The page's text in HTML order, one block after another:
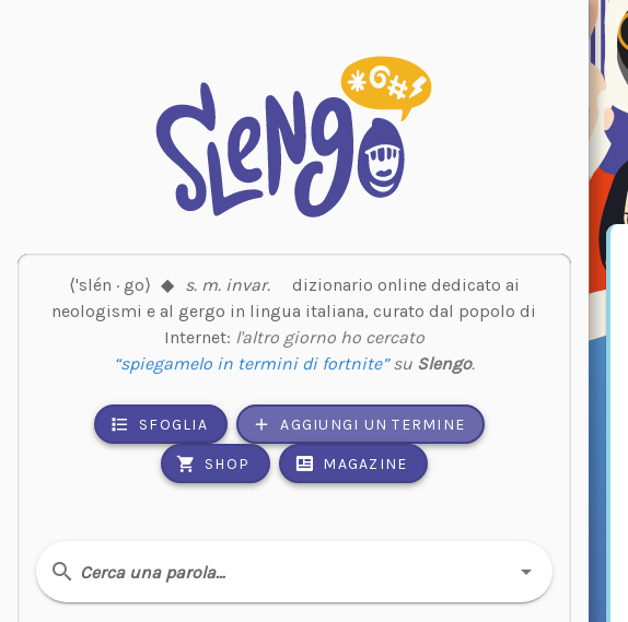
⟨'slén · go⟩ ◆ s. m. invar.
dizionario online dedicato ai
neologismi e al gergo in lingua italiana, curato dal popolo di
Internet: l'altro giorno ho cercato
“spiegamelo in termini di fortnite”su Slengo.
SFOGLIA AGGIUNGI UN TERMINE
SHOP MAGAZINE
Cerca una parola…